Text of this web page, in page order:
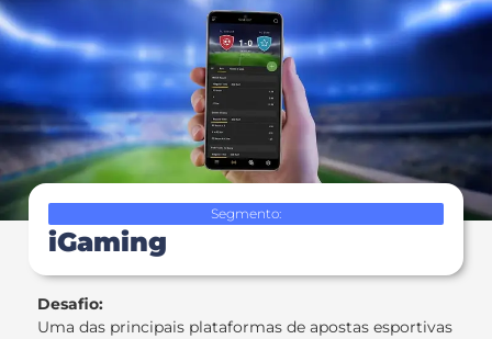
Segmento:
iGaming
Desafio:
Uma das principais plataformas de apostas esportivas